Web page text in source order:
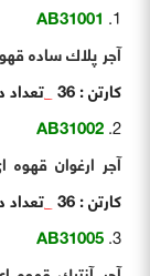
AB31001
آجر پلاك ساده
کارتن : 36
_تعداد
AB31002
آجر ارغوان قهوه
کارتن : 36
_تعداد
AB31005